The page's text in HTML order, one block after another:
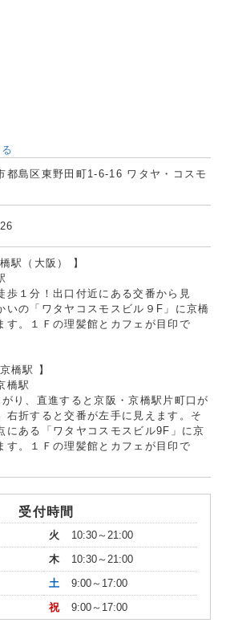
都島区東野田町1-6-16 ワタヤ・コスモ
駅（大阪） 】
歩１分！出口付近にある交番から見
いの「ワタヤコスモスビル９F」に京橋
す。１Ｆの理髪館とカフェが目印で
橋駅 】
橋駅
り、直進すると京阪・京橋駅片町口が
右折すると交番が左手に見えます。そ
にある「ワタヤコスモスビル9F」に京
す。１Ｆの理髪館とカフェが目印で
受付時間
火
10:30～21:00
木
10:30～21:00
土
9:00～17:00
祝 9:00～17:00